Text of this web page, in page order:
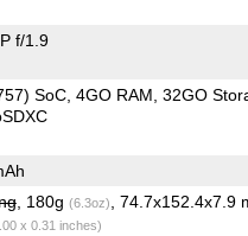
f/1.9
SoC 4GO RAM 32GO
, 180g (6.3oz) , 74.7x152.4x7.9
x 0.31 inches)